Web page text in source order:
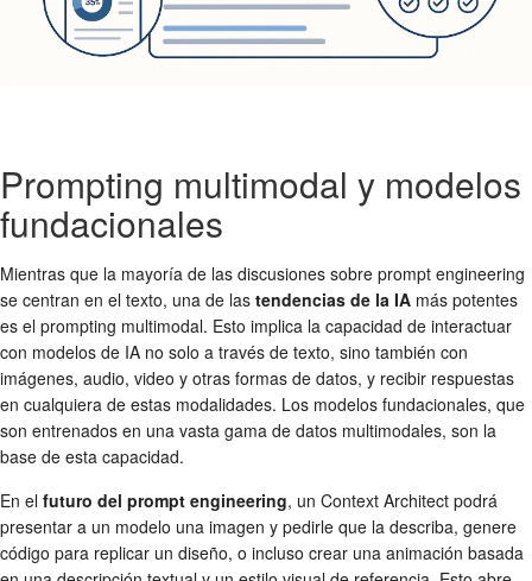
Prompting multimodal y modelos
fundacionales
Mientras que la mayoría de las discusiones sobre prompt engineering
se centran en el texto, una de las tendencias de la IA más potentes
es el prompting multimodal. Esto implica la capacidad de interactuar
con modelos de IA no solo a través de texto, sino también con
imágenes, audio, video y otras formas de datos, y recibir respuestas
en cualquiera de estas modalidades. Los modelos fundacionales, que
son entrenados en una vasta gama de datos multimodales, son la
base de esta capacidad.
En el futuro del prompt engineering, un Context Architect podrá
presentar a un modelo una imagen y pedirle que la describa, genere
código para replicar un diseño, o incluso crear una animación basada